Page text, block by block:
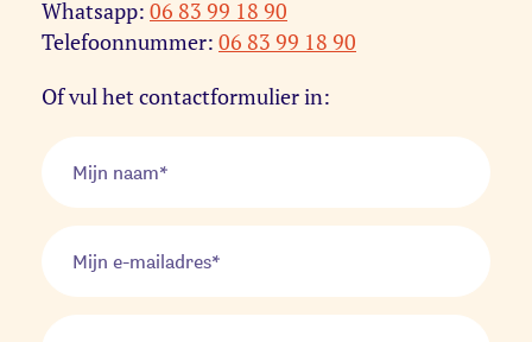
Whatsapp: 06 83 99 18 90
Telefoonnummer: 06 83 99 18 90
Of vul het contactformulier in: